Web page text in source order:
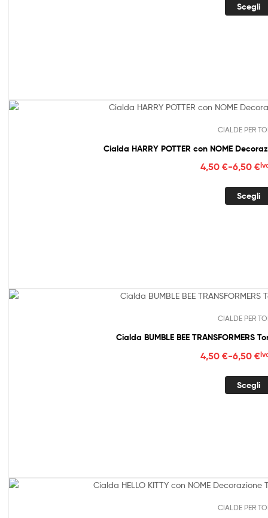
Scegli
CIALDE PER
Cialda HARRY POTTER con NOME
4,50 €-6,50 €
Scegli
CIALDE PER
Cialda BUMBLE BEE
4,50 €-6,50 €
Scegli
CIALDE PER